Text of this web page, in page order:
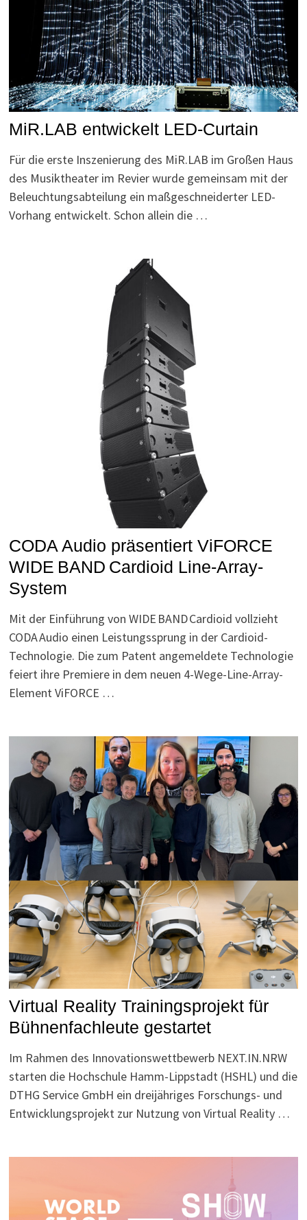
MiR.LAB entwickelt LED-Curtain
Für die erste Inszenierung des MiR.LAB im Großen Haus
des Musiktheater im Revier wurde gemeinsam mit der
Beleuchtungsabteilung ein maßgeschneiderter LED-
Vorhang entwickelt. Schon allein die …
CODA Audio präsentiert ViFORCE
WIDE BAND Cardioid Line-Array-
System
Mit der Einführung von WIDE BAND Cardioid vollzieht
CODA Audio einen Leistungssprung in der Cardioid-
Technologie. Die zum Patent angemeldete Technologie
feiert ihre Premiere in dem neuen 4-Wege-Line-Array-
Element ViFORCE …
Virtual Reality Trainingsprojekt für
Bühnenfachleute gestartet
Im Rahmen des Innovationswettbewerb NEXT.IN.NRW
starten die Hochschule Hamm-Lippstadt (HSHL) und die
DTHG Service GmbH ein dreijähriges Forschungs- und
Entwicklungsprojekt zur Nutzung von Virtual Reality …